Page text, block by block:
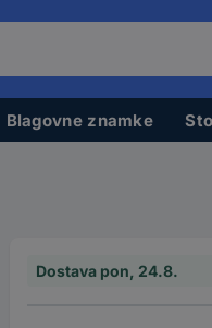
Blagovne znamke
Dostava pon, 24.8.